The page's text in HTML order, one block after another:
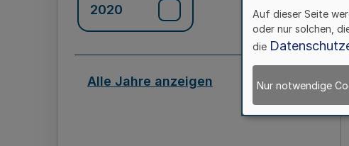
2020
Alle Jahre anzeigen
Auf dieser Seite
oder nur solchen,
die
Nur notwendige